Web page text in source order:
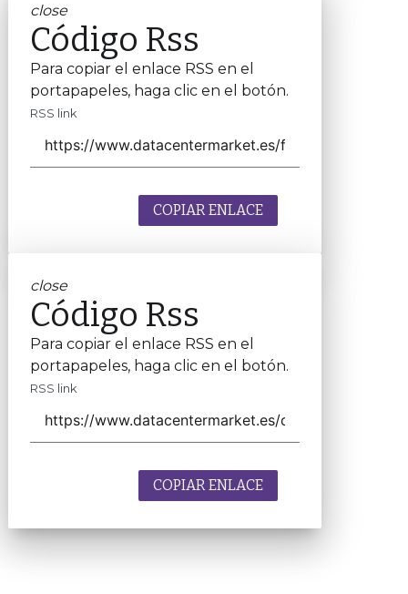
close
Código Rss
Para copiar el enlace RSS en el
portapapeles, haga clic en el botón.
RSS link
COPIAR ENLACE
close
Código Rss
Para copiar el enlace RSS en el
portapapeles, haga clic en el botón.
RSS link
COPIAR ENLACE